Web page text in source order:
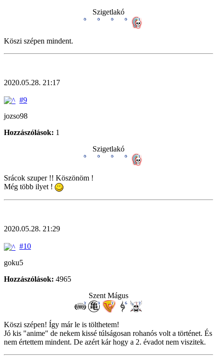
Szigetlakó
Köszi szépen mindent.
2020.05.28. 21:17
#9
jozso98
Hozzászólások: 1
Szigetlakó
Srácok szuper !! Köszönöm !
Még több ilyet !
2020.05.28. 21:29
#10
goku5
Hozzászólások: 4965
Szent Mágus
Köszi szépen! Így már le is tölthetem!
Jó kis "anime" de nekem kissé túlságosan rohanós volt a történet. És
nem értettem mindent. De azért kár hogy a 2. évadot nem viszitek.